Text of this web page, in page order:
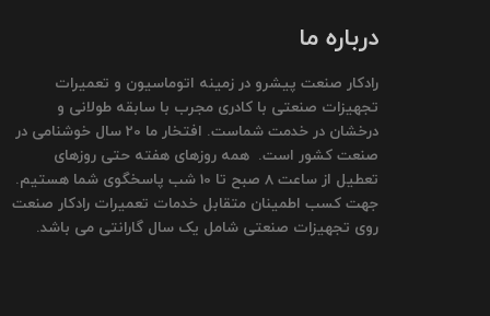
درباره ما
رادکار صنعت پیشرو در زمینه اتوماسیون و تعمیرات
تجهیزات صنعتی با کادری مجرب با سابقه طولانی و
درخشان در خدمت شماست. افتخار ما 20 سال خوشنامی در
صنعت کشور است. همه روزهای هفته حتی روزهای
تعطیل از ساعت 8 صبح تا 10 شب پاسخگوی شما هستیم.
جهت کسب اطمینان متقابل خدمات تعمیرات رادکار صنعت
روی تجهیزات صنعتی شامل یک سال گارانتی می باشد.